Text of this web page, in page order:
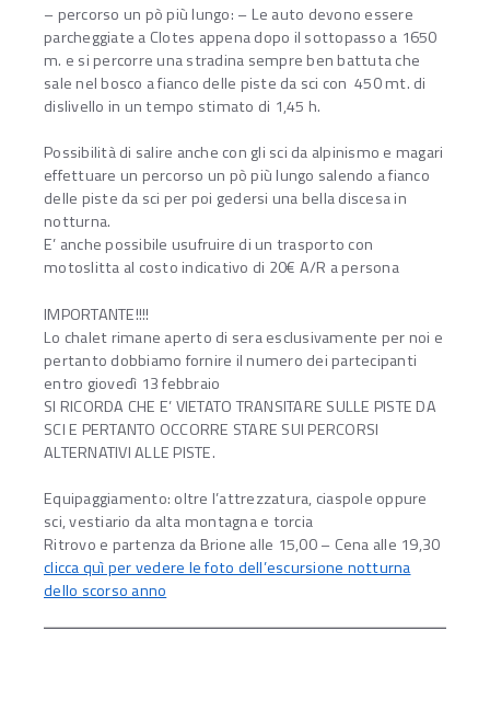
– percorso un pò più lungo: – Le auto devono essere
parcheggiate a Clotes appena dopo il sottopasso a 1650
m. e si percorre una stradina sempre ben battuta che
sale nel bosco a fianco delle piste da sci con 450 mt. di
dislivello in un tempo stimato di 1,45 h.
Possibilità di salire anche con gli sci da alpinismo e magari
effettuare un percorso un pò più lungo salendo a fianco
delle piste da sci per poi gedersi una bella discesa in
notturna.
E’ anche possibile usufruire di un trasporto con
motoslitta al costo indicativo di 20€ A/R a persona
IMPORTANTE!!!!
Lo chalet rimane aperto di sera esclusivamente per noi e
pertanto dobbiamo fornire il numero dei partecipanti
entro giovedì 13 febbraio
SI RICORDA CHE E’ VIETATO TRANSITARE SULLE PISTE DA
SCI E PERTANTO OCCORRE STARE SUI PERCORSI
ALTERNATIVI ALLE PISTE.
Equipaggiamento: oltre l’attrezzatura, ciaspole oppure
sci, vestiario da alta montagna e torcia
Ritrovo e partenza da Brione alle 15,00 – Cena alle 19,30
clicca quì per vedere le foto dell’escursione notturna
dello scorso anno